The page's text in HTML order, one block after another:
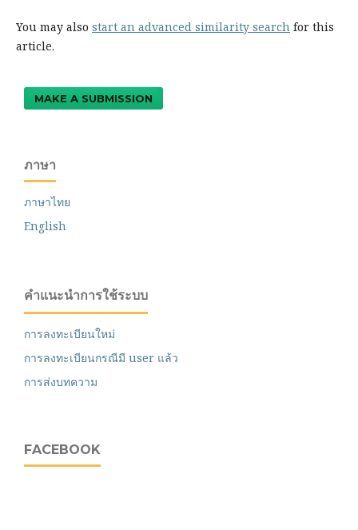
You may also start an advanced similarity search for this
article.
MAKE A SUBMISSION
ภาษา
ภาษาไทย
English
คำแนะนำการใช้ระบบ
การลงทะเบียนใหม่
การลงทะเบียนกรณีมี user แล้ว
การส่งบทความ
FACEBOOK